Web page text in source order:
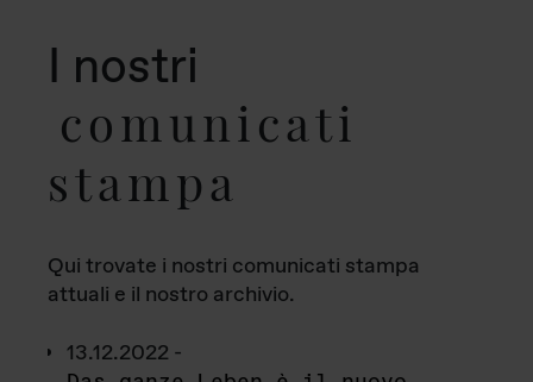
I nostri
comunicati
stampa
Qui trovate i nostri comunicati stampa
attuali e il nostro archivio.
13.12.2022 -